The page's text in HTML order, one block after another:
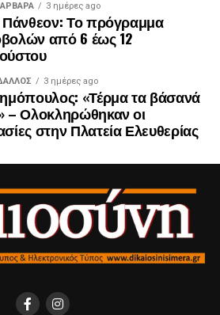
3 ημέρες ago
Πάνθεον: Το πρόγραμμα
από 6 έως 12
3 ημέρες ago
«Τέρμα τα βάσανά
– Ολοκληρώθηκαν οι
στην Πλατεία Ελευθερίας